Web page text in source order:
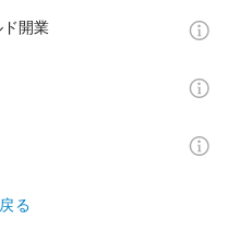
開業
る